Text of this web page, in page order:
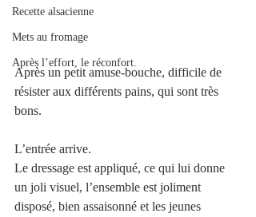
Recette alsacienne
Mets au fromage
Après l’effort, le réconfort.
Après un petit amuse-bouche, difficile de
résister aux différents pains, qui sont très
bons.
L’entrée arrive.
Le dressage est appliqué, ce qui lui donne
un joli visuel, l’ensemble est joliment
disposé, bien assaisonné et les jeunes